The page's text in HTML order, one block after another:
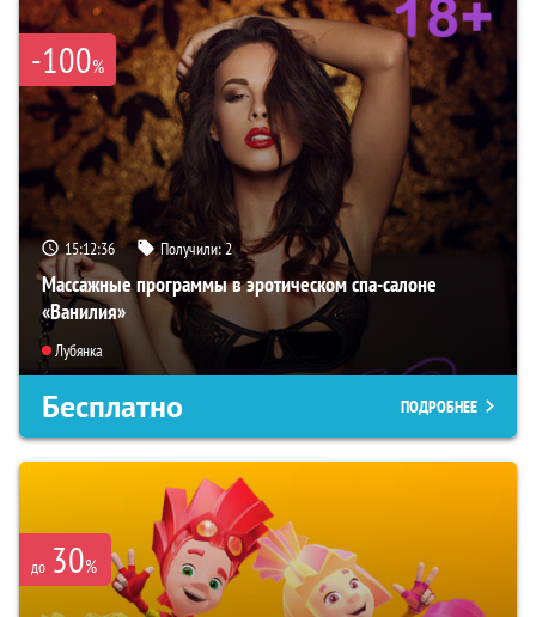
-100%
15:12:35 Получили:2
Массажные программы в эротическом спа-салоне
«Ванилия»
Лубянка
Бесплатно ПОДРОБНЕЕ
до 30%